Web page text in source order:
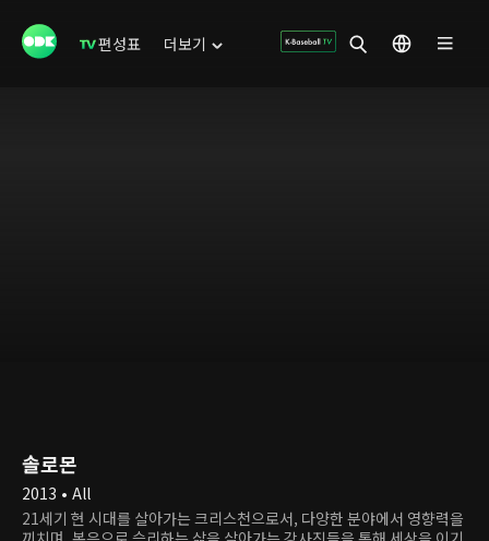
편성표 더보기
솔로몬
2013 • All
21세기 현 시대를 살아가는 크리스천으로서, 다양한 분야에서 영향력을